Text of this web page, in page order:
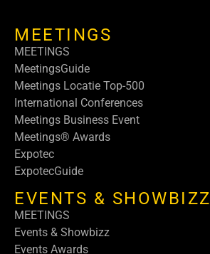
MEETINGS
MEETINGS
MeetingsGuide
Meetings Locatie Top-500
International Conferences
Meetings Business Event
Meetings® Awards
Expotec
ExpotecGuide
EVENTS & SHOWBIZZ
MEETINGS
Events & Showbizz
Events Awards